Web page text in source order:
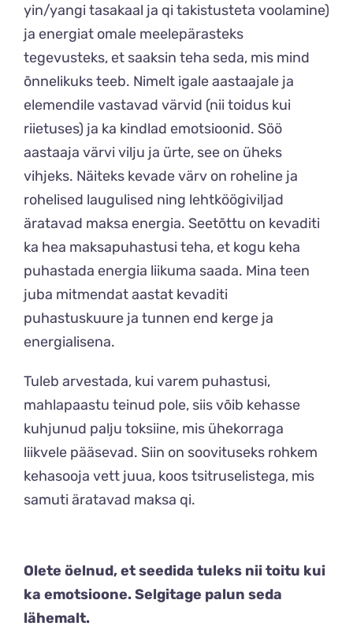
yin/yangi tasakaal ja qi takistusteta voolamine)
ja energiat omale meelepärasteks
tegevusteks, et saaksin teha seda, mis mind
õnnelikuks teeb. Nimelt igale aastaajale ja
elemendile vastavad värvid (nii toidus kui
riietuses) ja ka kindlad emotsioonid. Söö
aastaaja värvi vilju ja ürte, see on üheks
vihjeks. Näiteks kevade värv on roheline ja
rohelised laugulised ning lehtköögiviljad
äratavad maksa energia. Seetõttu on kevaditi
ka hea maksapuhastusi teha, et kogu keha
puhastada energia liikuma saada. Mina teen
juba mitmendat aastat kevaditi
puhastuskuure ja tunnen end kerge ja
energialisena.
Tuleb arvestada, kui varem puhastusi,
mahlapaastu teinud pole, siis võib kehasse
kuhjunud palju toksiine, mis ühekorraga
liikvele pääsevad. Siin on soovituseks rohkem
kehasooja vett juua, koos tsitruselistega, mis
samuti äratavad maksa qi.
Olete öelnud, et seedida tuleks nii toitu kui
ka emotsioone. Selgitage palun seda
lähemalt.